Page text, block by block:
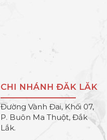
CHI NHÁNH ĐĂK LĂK
Đường Vành Đai, Khối 07,
P. Buôn Ma Thuột, Đắk
Lắk.